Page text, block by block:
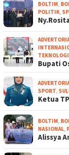
BOLTIM,
POLITIK,
TEKNOLOGI
Bupati
SPORT,
Ketua
BOLTIM,
NASIONAL,
Alissya